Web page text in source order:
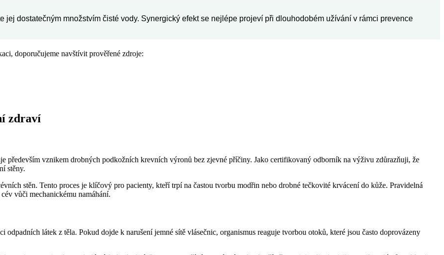
jej dostatečným množstvím čisté vody. Synergický efekt se nejlépe projeví při dlouhodobém užívání v rámci prevence
doporučujeme navštívit prověřené zdroje:
zdraví
především vznikem drobných podkožních krevních výronů bez zjevné příčiny. Jako certifikovaný odborník na výživu zdůrazňuji, že
stěny.
stěn. Tento proces je klíčový pro pacienty, kteří trpí na častou tvorbu modřin nebo drobné tečkovité krvácení do kůže. Pravidelná
vůči mechanickému namáhání.
látek z těla. Pokud dojde k narušení jemné sítě vlásečnic, organismus reaguje tvorbou otoků, které jsou často doprovázeny